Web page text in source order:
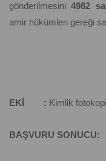
gönderilmesini4982
amir hükümleri gereği
EKİ : Kimlik
BAŞVURU SONUCU: